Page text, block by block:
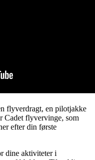
flyverdragt, en pilotjakke
Cadet flyvervinge, som
efter din første
dine aktiviteter i